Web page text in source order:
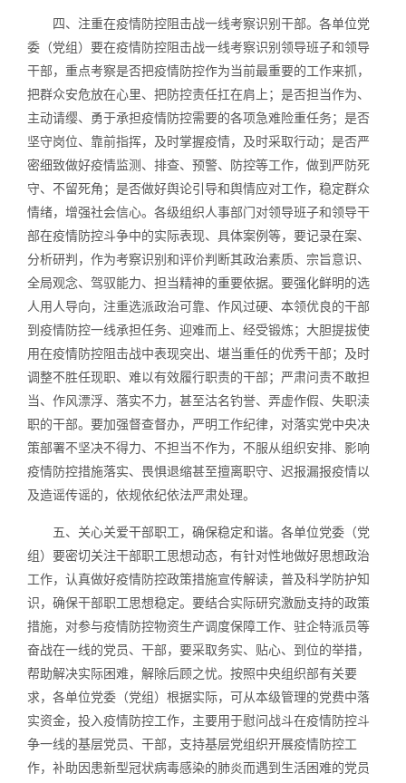
四、注重在疫情防控阻击战一线考察识别干部。各单位党
委（党组）要在疫情防控阻击战一线考察识别领导班子和领导
干部，重点考察是否把疫情防控作为当前最重要的工作来抓，
把群众安危放在心里、把防控责任扛在肩上；是否担当作为、
主动请缨、勇于承担疫情防控需要的各项急难险重任务；是否
坚守岗位、靠前指挥，及时掌握疫情，及时采取行动；是否严
密细致做好疫情监测、排查、预警、防控等工作，做到严防死
守、不留死角；是否做好舆论引导和舆情应对工作，稳定群众
情绪，增强社会信心。各级组织人事部门对领导班子和领导干
部在疫情防控斗争中的实际表现、具体案例等，要记录在案、
分析研判，作为考察识别和评价判断其政治素质、宗旨意识、
全局观念、驾驭能力、担当精神的重要依据。要强化鲜明的选
人用人导向，注重选派政治可靠、作风过硬、本领优良的干部
到疫情防控一线承担任务、迎难而上、经受锻炼；大胆提拔使
用在疫情防控阻击战中表现突出、堪当重任的优秀干部；及时
调整不胜任现职、难以有效履行职责的干部；严肃问责不敢担
当、作风漂浮、落实不力，甚至沽名钓誉、弄虚作假、失职渎
职的干部。要加强督查督办，严明工作纪律，对落实党中央决
策部署不坚决不得力、不担当不作为，不服从组织安排、影响
疫情防控措施落实、畏惧退缩甚至擅离职守、迟报漏报疫情以
及造谣传谣的，依规依纪依法严肃处理。
五、关心关爱干部职工，确保稳定和谐。各单位党委（党
组）要密切关注干部职工思想动态，有针对性地做好思想政治
工作，认真做好疫情防控政策措施宣传解读，普及科学防护知
识，确保干部职工思想稳定。要结合实际研究激励支持的政策
措施，对参与疫情防控物资生产调度保障工作、驻企特派员等
奋战在一线的党员、干部，要采取务实、贴心、到位的举措，
帮助解决实际困难，解除后顾之忧。按照中央组织部有关要
求，各单位党委（党组）根据实际，可从本级管理的党费中落
实资金，投入疫情防控工作，主要用于慰问战斗在疫情防控斗
争一线的基层党员、干部，支持基层党组织开展疫情防控工
作，补助因患新型冠状病毒感染的肺炎而遇到生活困难的党员